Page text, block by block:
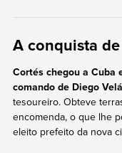
A conquista
Cortés chegou a Cuba
comando de Diego
tesoureiro. Obteve
encomenda, o que lhe
eleito prefeito da nova